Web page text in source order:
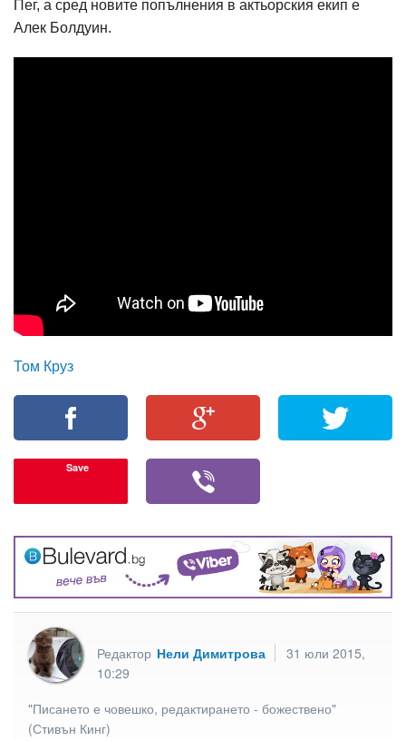
Пег, а сред новите попълнения в актьорския екип е
Алек Болдуин.
Том Круз
Save
Редактор Нели Димитрова
31 юли 2015,
10:29
"Писането е човешко, редактирането - божествено"
(Стивън Кинг)